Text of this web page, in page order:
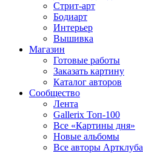
Стрит-арт
Бодиарт
Интерьер
Вышивка
Магазин
Готовые работы
Заказать картину
Каталог авторов
Сообщество
Лента
Gallerix Топ-100
Все «Картины дня»
Новые альбомы
Все авторы Артклуба